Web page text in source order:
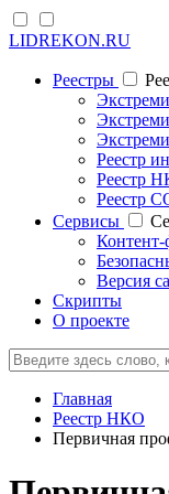
LIDREKON.RU
Реестры
Реестр
Реестр
Реестр
Cервисы
Контент-
Версия
Скрипты
О проекте
Главная
Реестр НКО
Первичная